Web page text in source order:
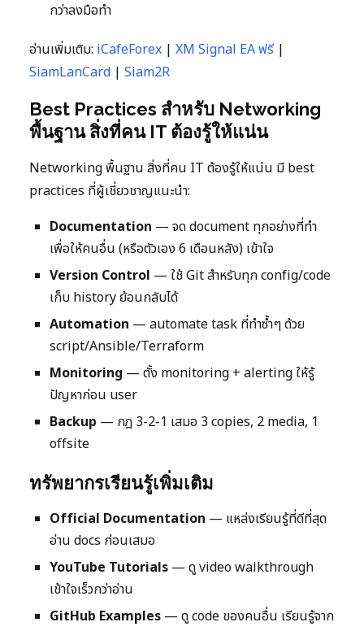
กว่าลงมือทำ
อ่านเพิ่มเติม: iCafeForex | XM Signal EA ฟรี|
SiamLanCard | Siam2R
Best Practices สำหรับ Networking
พื้นฐาน สิ่งที่คน IT ต้องรู้ให้แน่น
Networking พื้นฐาน สิ่งที่คน IT ต้องรู้ให้แน่น มี best
practices ที่ผู้เชี่ยวชาญแนะนำ:
Documentation — จด document ทุกอย่างที่ทำ
เพื่อให้คนอื่น (หรือตัวเอง 6 เดือนหลัง) เข้าใจ
Version Control — ใช้ Git สำหรับทุก config/code
เก็บ history ย้อนกลับได้
Automation — automate task ที่ทำซ้ำๆ ด้วย
script/Ansible/Terraform
Monitoring — ตั้ง monitoring + alerting ให้รู้
ปัญหาก่อน user
Backup — กฎ 3-2-1 เสมอ 3 copies, 2 media, 1
offsite
ทรัพยากรเรียนรู้เพิ่มเติม
Official Documentation — แหล่งเรียนรู้ที่ดีที่สุด
อ่าน docs ก่อนเสมอ
YouTube Tutorials — ดู video walkthrough
เข้าใจเร็วกว่าอ่าน
GitHub Examples — ดู code ของคนอื่น เรียนรู้จาก